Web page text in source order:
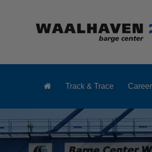
Track & Trace